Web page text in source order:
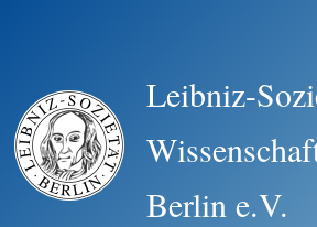
Leibniz-
Berlin e.V.